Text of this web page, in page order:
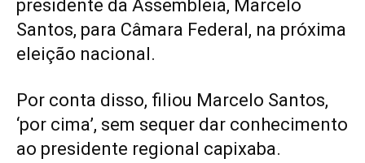
presidente da Assembleia, Marcelo
Santos, para Câmara Federal, na próxima
eleição nacional.
Por conta disso, filiou Marcelo Santos,
‘por cima’, sem sequer dar conhecimento
ao presidente regional capixaba.